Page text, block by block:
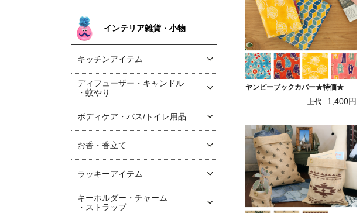
ヤンピーブックカバー★特価★
上代
1,400円
インテリア雑貨・小物
キッチンアイテム
ディフューザー・キャンドル
・蚊やり
ボディケア・バス/トイレ用品
お香・香立て
ラッキーアイテム
キーホルダー・チャーム
・ストラップ